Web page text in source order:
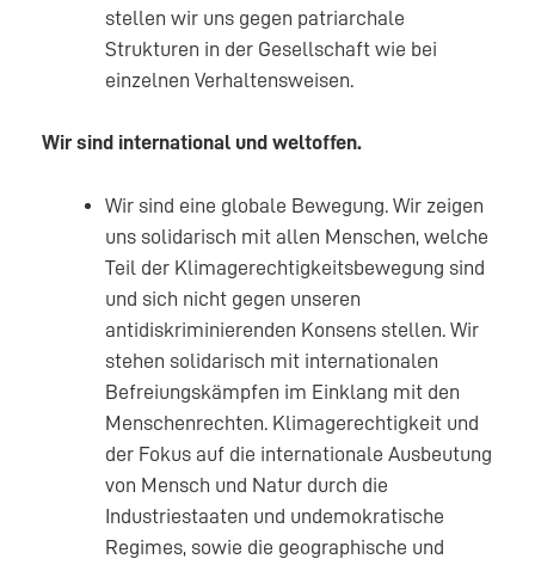
stellen wir uns gegen patriarchale
Strukturen in der Gesellschaft wie bei
einzelnen Verhaltensweisen.
Wir sind international und weltoffen.
Wir sind eine globale Bewegung. Wir zeigen
uns solidarisch mit allen Menschen, welche
Teil der Klimagerechtigkeitsbewegung sind
und sich nicht gegen unseren
antidiskriminierenden Konsens stellen. Wir
stehen solidarisch mit internationalen
Befreiungskämpfen im Einklang mit den
Menschenrechten. Klimagerechtigkeit und
der Fokus auf die internationale Ausbeutung
von Mensch und Natur durch die
Industriestaaten und undemokratische
Regimes, sowie die geographische und